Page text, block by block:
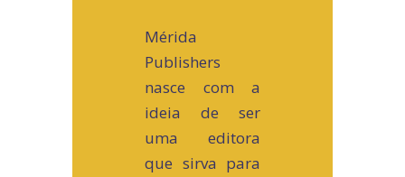
Mérida
Publishers
nasce com a
ideia de ser
uma editora
que sirva para